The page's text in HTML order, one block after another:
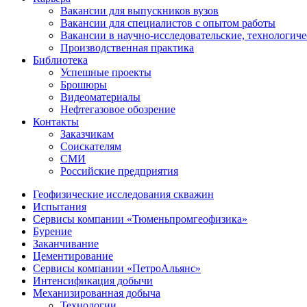
Вакансии для выпускников вузов
Вакансии для специалистов с опытом работы
Вакансии в научно-исследовательские,
Производственная практика
Библиотека
Успешные проекты
Брошюры
Видеоматериалы
Нефтегазовое обозрение
Контакты
Заказчикам
Соискателям
СМИ
Российские предприятия
Геофизические исследования скважин
Испытания
Сервисы компании «Тюменьпромгеофизика»
Бурение
Заканчивание
Цементирование
Сервисы компании «ПетроАльянс»
Интенсификация добычи
Механизированная добыча